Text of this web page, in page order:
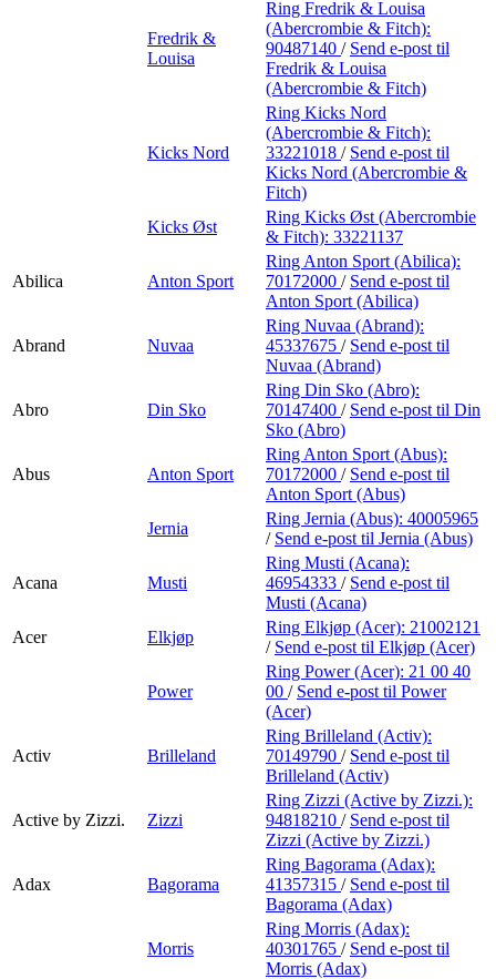
Fredrik &
Louisa
Ring Fredrik & Louisa
(Abercrombie & Fitch):
90487140 / Send e-post til
Fredrik & Louisa
(Abercrombie & Fitch)
Kicks Nord
Ring Kicks Nord
(Abercrombie & Fitch):
33221018 / Send e-post til
Kicks Nord (Abercrombie &
Fitch)
Kicks Øst
Ring Kicks Øst (Abercrombie
& Fitch): 33221137
Abilica Anton Sport
Ring Anton Sport (Abilica):
70172000 / Send e-post til
Anton Sport (Abilica)
Abrand Nuvaa
Ring Nuvaa (Abrand):
45337675 / Send e-post til
Nuvaa (Abrand)
Abro Din Sko
Ring Din Sko (Abro):
70147400 / Send e-post til Din
Sko (Abro)
Abus Anton Sport
Ring Anton Sport (Abus):
70172000 / Send e-post til
Anton Sport (Abus)
Jernia
Ring Jernia (Abus): 40005965
/ Send e-post til Jernia (Abus)
Acana Musti
Ring Musti (Acana):
46954333 / Send e-post til
Musti (Acana)
Acer
Elkjøp
Ring Elkjøp (Acer): 21002121
/ Send e-post til Elkjøp (Acer)
Power
Ring Power (Acer): 21 00 40
00 / Send e-post til Power
(Acer)
Activ Brilleland
Ring Brilleland (Activ):
70149790 / Send e-post til
Brilleland (Activ)
Active by Zizzi. Zizzi
Ring Zizzi (Active by Zizzi.):
94818210 / Send e-post til
Zizzi (Active by Zizzi.)
Adax Bagorama
Ring Bagorama (Adax):
41357315 / Send e-post til
Bagorama (Adax)
Morris
Ring Morris (Adax):
40301765 / Send e-post til
Morris (Adax)